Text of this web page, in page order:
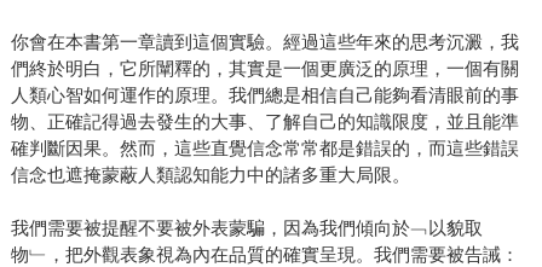
你會在本書第一章讀到這個實驗。經過這些年來的思考沉澱，我
們終於明白，它所闡釋的，其實是一個更廣泛的原理，一個有關
人類心智如何運作的原理。我們總是相信自己能夠看清眼前的事
物、正確記得過去發生的大事、了解自己的知識限度，並且能準
確判斷因果。然而，這些直覺信念常常都是錯誤的，而這些錯誤
信念也遮掩蒙蔽人類認知能力中的諸多重大局限。
我們需要被提醒不要被外表蒙騙，因為我們傾向於﹁以貌取
物﹂，把外觀表象視為內在品質的確實呈現。我們需要被告誡：